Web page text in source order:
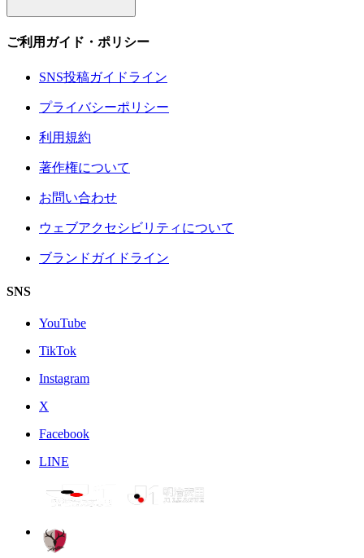
ご利用ガイド・ポリシー
SNS投稿ガイドライン
プライバシーポリシー
利用規約
著作権について
お問い合わせ
ウェブアクセシビリティについて
ブランドガイドライン
SNS
YouTube
TikTok
Instagram
X
Facebook
LINE